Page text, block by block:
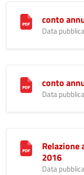
conto
Data
conto
Data
Relazione
2016
Data